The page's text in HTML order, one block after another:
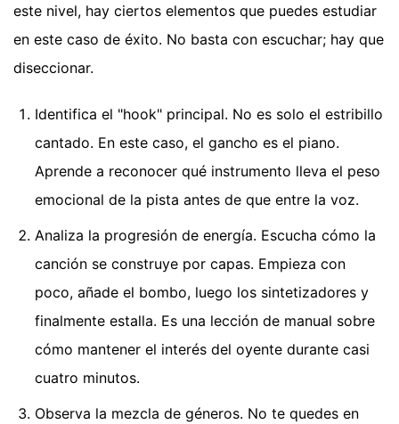
este nivel, hay ciertos elementos que puedes estudiar
en este caso de éxito. No basta con escuchar; hay que
diseccionar.
Identifica el "hook" principal. No es solo el estribillo
cantado. En este caso, el gancho es el piano.
Aprende a reconocer qué instrumento lleva el peso
emocional de la pista antes de que entre la voz.
Analiza la progresión de energía. Escucha cómo la
canción se construye por capas. Empieza con
poco, añade el bombo, luego los sintetizadores y
finalmente estalla. Es una lección de manual sobre
cómo mantener el interés del oyente durante casi
cuatro minutos.
Observa la mezcla de géneros. No te quedes en